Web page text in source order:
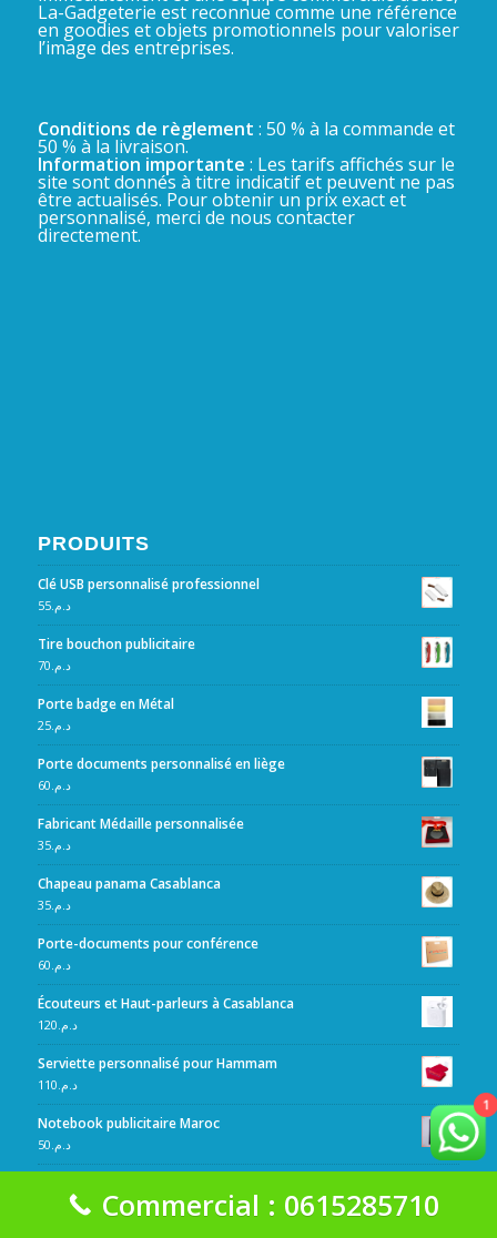
La-Gadgeterie est reconnue comme une référence
en goodies et objets promotionnels pour valoriser
l’image des entreprises.
Conditions de règlement : 50 % à la commande et
50 % à la livraison.
Information importante : Les tarifs affichés sur le
site sont donnés à titre indicatif et peuvent ne pas
être actualisés. Pour obtenir un prix exact et
personnalisé, merci de nous contacter
directement.
PRODUITS
Clé USB personnalisé professionnel
د.م.55
Tire bouchon publicitaire
د.م. 70
Porte badge en Métal
د.م.25
Porte documents personnalisé en liège
د.م. 60
Fabricant Médaille personnalisée
د.م.35
Chapeau panama Casablanca
د.م.35
Porte-documents pour conférence
د.م. 60
Écouteurs et Haut-parleurs à Casablanca
د.م. 120
Serviette personnalisé pour Hammam
د.م. 110
Notebook publicitaire Maroc
د.م. 50
1
Commercial : 0615285710